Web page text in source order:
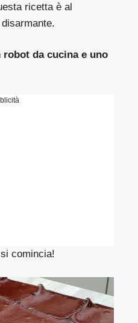
ricetta è al
robot da cucina e uno
comincia!